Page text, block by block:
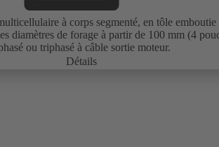
à corps segmenté, en tôle emboutie
diamètres de forage à partir de 100 mm (4
ou triphasé à câble sortie moteur.
Détails